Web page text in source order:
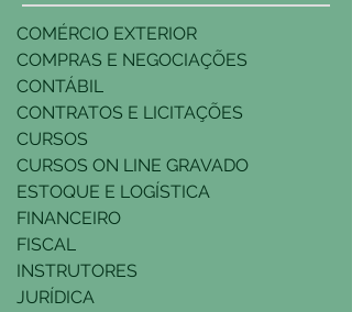
COMÉRCIO EXTERIOR
COMPRAS E NEGOCIAÇÕES
CONTÁBIL
CONTRATOS E LICITAÇÕES
CURSOS
CURSOS ON LINE GRAVADO
ESTOQUE E LOGÍSTICA
FINANCEIRO
FISCAL
INSTRUTORES
JURÍDICA